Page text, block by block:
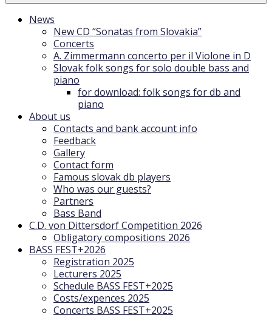
News
New CD “Sonatas from Slovakia”
Concerts
A. Zimmermann concerto per il Violone in D
Slovak folk songs for solo double bass and
piano
for download: folk songs for db and
piano
About us
Contacts and bank account info
Feedback
Gallery
Contact form
Famous slovak db players
Who was our guests?
Partners
Bass Band
C.D. von Dittersdorf Competition 2026
Obligatory compositions 2026
BASS FEST+2026
Registration 2025
Lecturers 2025
Schedule BASS FEST+2025
Costs/expences 2025
Concerts BASS FEST+2025